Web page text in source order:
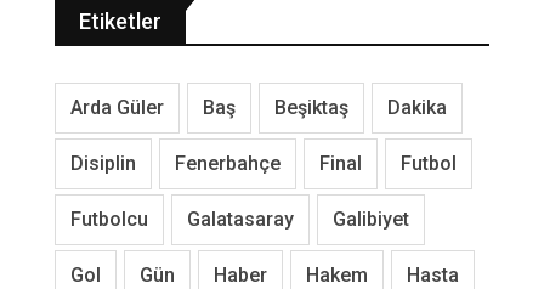
Etiketler
Arda Güler Baş Beşiktaş Dakika
Disiplin Fenerbahçe Final Futbol
Futbolcu Galatasaray Galibiyet
Gol Gün Haber Hakem Hasta